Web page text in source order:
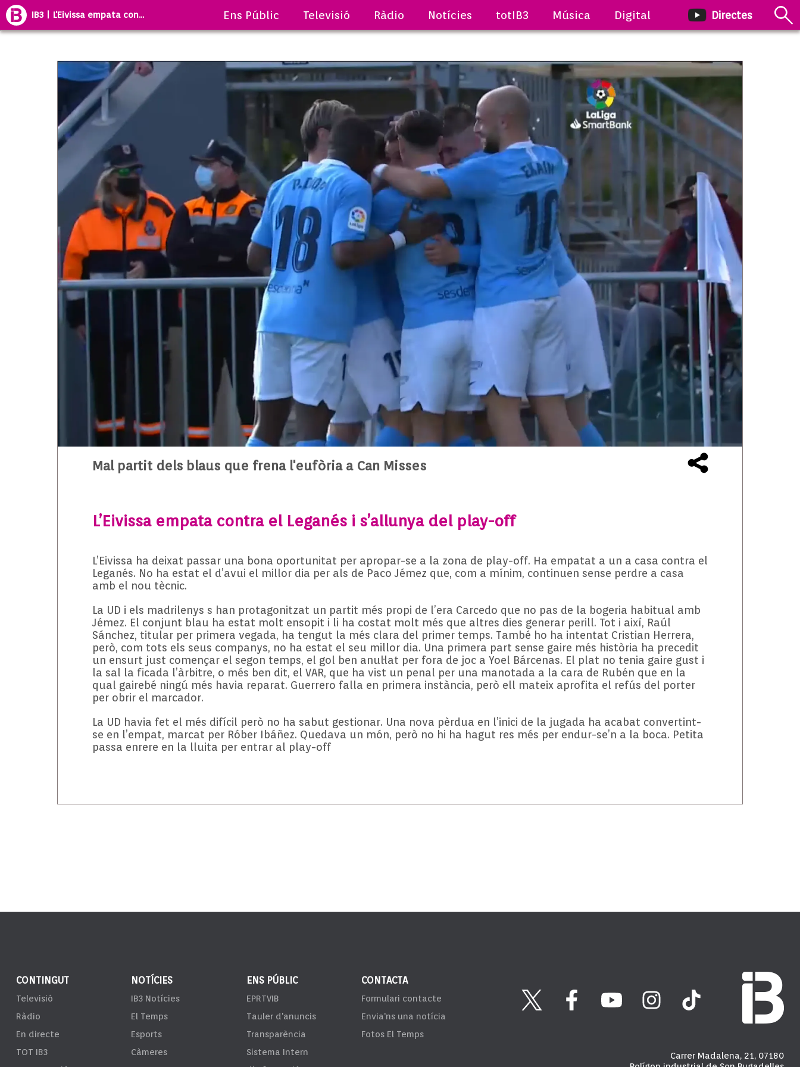
IB3 | L'Eivissa empata con... Ens Públic Televisió Ràdio Notícies totIB3 Música Digital Directes
Mal partit dels blaus que frena l'eufòria a Can Misses
L’Eivissa empata contra el Leganés i s’allunya del play-off
L’Eivissa ha deixat passar una bona oportunitat per apropar-se a la zona de play-off. Ha empatat a un a casa contra el
Leganés. No ha estat el d’avui el millor dia per als de Paco Jémez que, com a mínim, continuen sense perdre a casa
amb el nou tècnic.
La UD i els madrilenys s han protagonitzat un partit més propi de l’era Carcedo que no pas de la bogeria habitual amb
Jémez. El conjunt blau ha estat molt ensopit i li ha costat molt més que altres dies generar perill. Tot i així, Raúl
Sánchez, titular per primera vegada, ha tengut la més clara del primer temps. També ho ha intentat Cristian Herrera,
però, com tots els seus companys, no ha estat el seu millor dia. Una primera part sense gaire més història ha precedit
un ensurt just començar el segon temps, el gol ben anul·lat per fora de joc a Yoel Bárcenas. El plat no tenia gaire gust i
la sal la ficada l’àrbitre, o més ben dit, el VAR, que ha vist un penal per una manotada a la cara de Rubén que en la
qual gairebé ningú més havia reparat. Guerrero falla en primera instància, però ell mateix aprofita el refús del porter
per obrir el marcador.
La UD havia fet el més difícil però no ha sabut gestionar. Una nova pèrdua en l’inici de la jugada ha acabat convertint-
se en l’empat, marcat per Róber Ibáñez. Quedava un món, però no hi ha hagut res més per endur-se’n a la boca. Petita
passa enrere en la lluita per entrar al play-off
CONTINGUT
Televisió
Ràdio
En directe
TOT IB3
NOTÍCIES
IB3 Notícies
El Temps
Esports
Càmeres
ENS PÚBLIC
EPRTVIB
Tauler d'anuncis
Transparència
Sistema Intern
CONTACTA
Formulari contacte
Envia'ns una notícia
Fotos El Temps
Carrer Madalena, 21, 07180